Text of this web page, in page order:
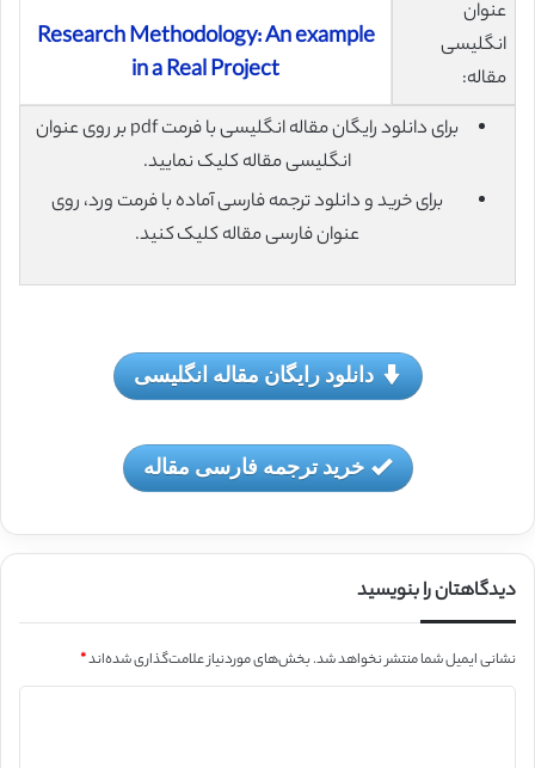
عنوان
انگلیسی
مقاله:
Research Methodology: An example
in a Real Project
برای دانلود رایگان مقاله انگلیسی با فرمت pdf بر روی عنوان
انگلیسی مقاله کلیک نمایید.
برای خرید و دانلود ترجمه فارسی آماده با فرمت ورد، روی
عنوان فارسی مقاله کلیک کنید.
دانلود رایگان مقاله انگلیسی
خرید ترجمه فارسی مقاله
دیدگاهتان را بنویسید
نشانی ایمیل شما منتشر نخواهد شد.بخش‌های موردنیاز علامت‌گذاری شده‌اند*